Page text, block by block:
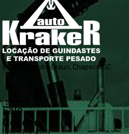
Bairro Engenho Braun, Chapecó/SC
Fale
Conosco